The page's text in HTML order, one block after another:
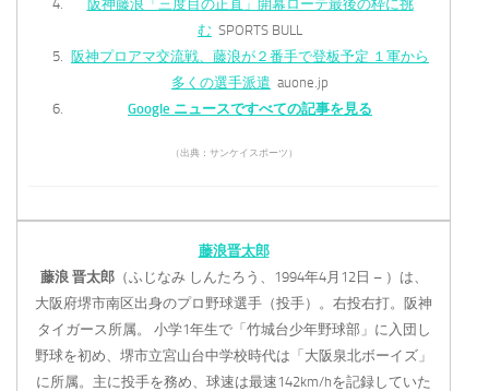
阪神藤浪「三度目の正直」開幕ローテ最後の枠に挑
む SPORTS BULL
阪神プロアマ交流戦、藤浪が２番手で登板予定 １軍から
多くの選手派遣 auone.jp
Google ニュースですべての記事を見る
（出典：サンケイスポーツ）
藤浪晋太郎
藤浪 晋太郎（ふじなみ しんたろう、1994年4月12日 – ）は、
大阪府堺市南区出身のプロ野球選手（投手）。右投右打。阪神
タイガース所属。 小学1年生で「竹城台少年野球部」に入団し
野球を初め、堺市立宮山台中学校時代は「大阪泉北ボーイズ」
に所属。主に投手を務め、球速は最速142km/hを記録していた